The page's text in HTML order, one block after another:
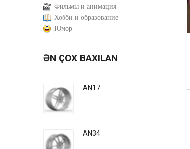
Фильмы и анимация
Хобби и образование
Юмор
ƏN ÇOX BAXILAN
AN17
AN34